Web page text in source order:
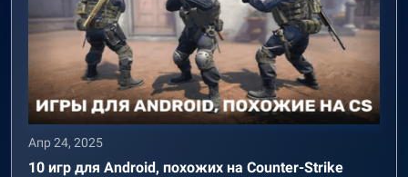
Апр 24, 2025
10 игр для Android, похожих на Counter-Strike